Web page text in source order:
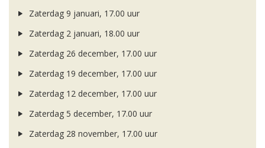
Zaterdag 9 januari, 17.00 uur
Zaterdag 2 januari, 18.00 uur
Zaterdag 26 december, 17.00 uur
Zaterdag 19 december, 17.00 uur
Zaterdag 12 december, 17.00 uur
Zaterdag 5 december, 17.00 uur
Zaterdag 28 november, 17.00 uur